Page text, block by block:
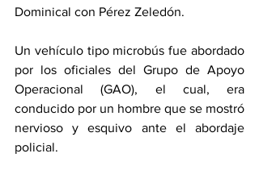
Dominical con Pérez Zeledón.
Un vehículo tipo microbús fue abordado
por los oficiales del Grupo de Apoyo
Operacional (GAO), el cual, era
conducido por un hombre que se mostró
nervioso y esquivo ante el abordaje
policial.